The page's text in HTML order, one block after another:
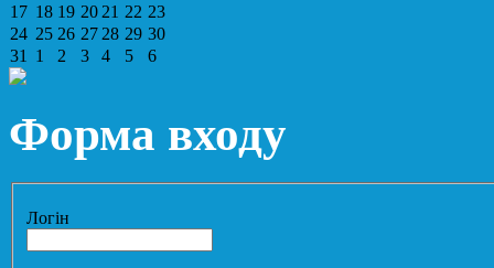
17 18 19 20 21 22 23
24 25 26 27 28 29 30
31
1 2 3 4 5 6
Форма входу
Логін